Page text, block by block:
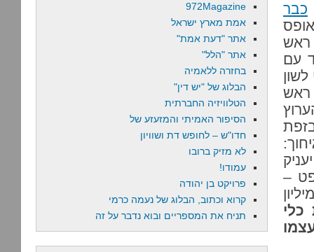
כבר
ראש
עם
ראש
–
כלי
972Magazine
אמת מארץ ישראל
אתר "דעת אמת"
אתר "הלל"
בחזרה ללאמיה
הבלוג של "יש דין"
הטלוויזיה החברתית
הסיפור האמיתי והמזעזע של
חדו"ש – לחופש דת ושוויון
לא מזיק ברובו
עמודו!
פרויקט בן יהודה
קרוא וכתוב, הבלוג של נעמה כרמי
תניח את המספריים ובוא נדבר על זה